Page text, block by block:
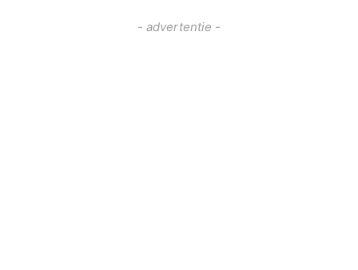
- advertentie -